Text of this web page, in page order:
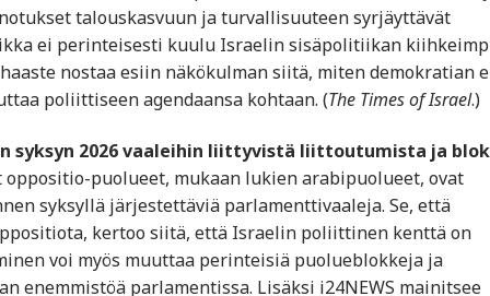
talouskasvuun ja turvallisuuteen syrjäyttävät
ei perinteisesti kuulu Israelin sisäpolitiikan
nostaa esiin näkökulman siitä, miten demokratian
poliittiseen agendaansa kohtaan. (The Times of Israel.)
syksyn 2026 vaaleihin liittyvistä liittoutumista ja
puolueet, mukaan lukien arabipuolueet, ovat
syksyllä järjestettäviä parlamenttivaaleja. Se, että
kertoo siitä, että Israelin poliittinen kenttä on
voi myös muuttaa perinteisiä puolueblokkeja ja
enemmistöä parlamentissa. Lisäksi i24NEWS mainitsee